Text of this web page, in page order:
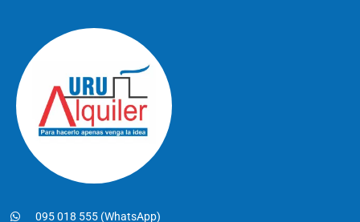
095 018 555 (WhatsApp)